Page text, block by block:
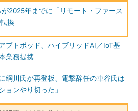
2025年までに「リモート・ファース
換
プトポッド、ハイブリッドAI／IoT基
業務提携
綱川氏が再登板、電撃辞任の車谷氏は
ョンやり切った」